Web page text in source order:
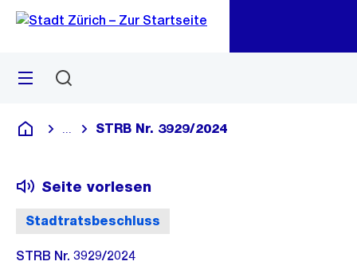
Navigation
Sprunglink
Menü
Deutsch
Blende alle Breadcrumbs ein
STRB Nr. 3929/2024
Stadtratsbeschluss
Seite vorlesen
STRB Nr. 3929/2024